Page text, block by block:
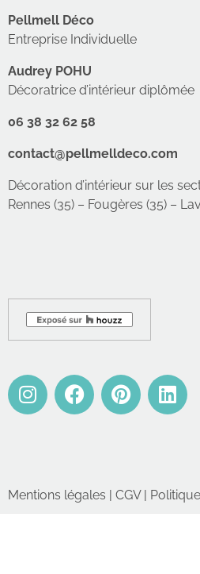
Pellmell Déco
Entreprise Individuelle
Audrey POHU
Décoratrice d’intérieur diplômée
06 38 32 62 58
contact@pellmelldeco.com
Décoration d’intérieur sur les
Rennes (35) – Fougères (35) –
Mentions légales | CGV|